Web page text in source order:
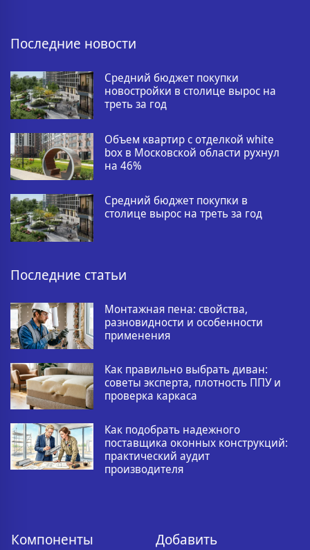
Последние новости
Средний бюджет покупки
новостройки в столице вырос на
треть за год
Объем квартир с отделкой white
box в Московской области рухнул
на 46%
Средний бюджет покупки в
столице вырос на треть за год
Последние статьи
Монтажная пена: свойства,
разновидности и особенности
применения
Как правильно выбрать диван:
советы эксперта, плотность ППУ и
проверка каркаса
Как подобрать надежного
поставщика оконных конструкций:
практический аудит
производителя
Компоненты Добавить